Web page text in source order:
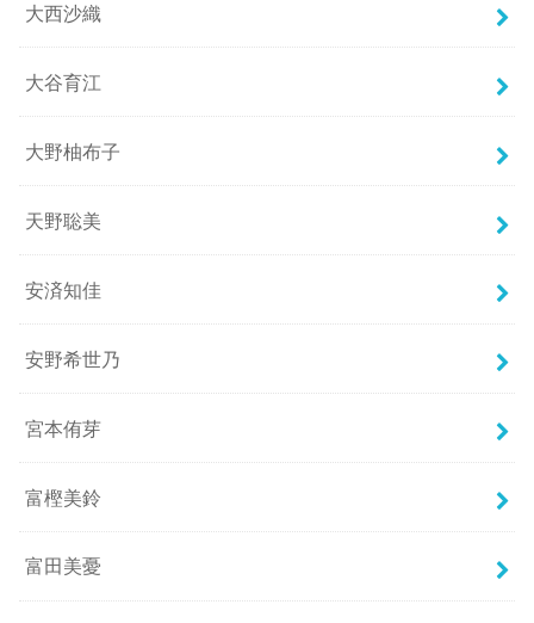
大西沙織
大谷育江
大野柚布子
天野聡美
安済知佳
安野希世乃
宮本侑芽
富樫美鈴
富田美憂